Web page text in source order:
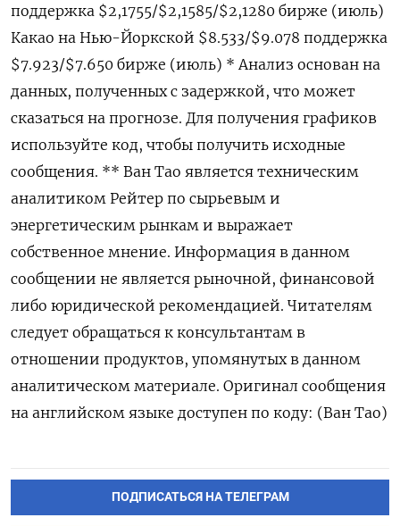
поддержка $2,1755/$2,1585/$2,1280 бирже (июль)
Какао на Нью-Йоркской $8.533/$9.078 поддержка
$7.923/$7.650 бирже (июль) * Анализ основан на
данных, полученных с задержкой, что может
сказаться на прогнозе. Для получения графиков
используйте код, чтобы получить исходные
сообщения. ** Ван Тао является техническим
аналитиком Рейтер по сырьевым и
энергетическим рынкам и выражает
собственное мнение. Информация в данном
сообщении не является рыночной, финансовой
либо юридической рекомендацией. Читателям
следует обращаться к консультантам в
отношении продуктов, упомянутых в данном
аналитическом материале. Оригинал сообщения
на английском языке доступен по коду: (Ван Тао)
ПОДПИСАТЬСЯ НА ТЕЛЕГРАМ